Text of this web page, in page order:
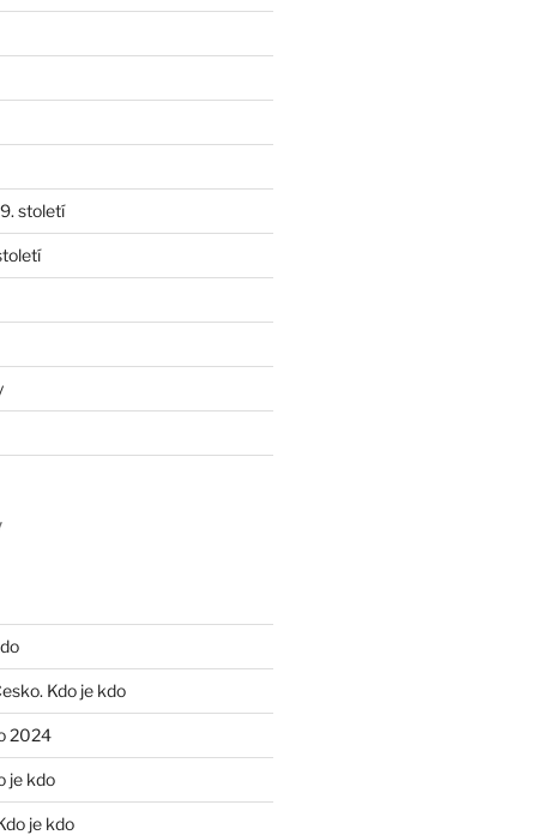
století
Kdo je kdo
2024
je kdo
je kdo